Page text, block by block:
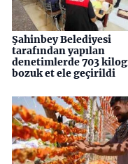
Şahinbey Belediyesi
tarafından yapılan
denetimlerde 703
bozuk et ele geçirildi